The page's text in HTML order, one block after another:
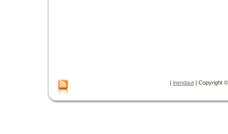
| inendaut| Copyright ©